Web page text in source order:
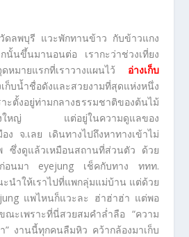
วัดลพบุรี แวะพักทานข้าว กับข้าวแกง
นั้นขึ้นมานอนต่อ เรากะว่าช่วงเที่ยง
ดหมายแรกที่เราวางแผนไว้ อ่างเก็บ
ก็บน้ำชื่อดังและสวยงามที่สุดแห่งหนึ่ง
ตั้งอยู่ท่ามกลางธรรมชาติของต้นไม้
สูงใหญ่ แต่อยู่ในความดูแลของ
ง จ.เลย เดินทางไปถึงหาทางเข้าไม่
ซึ่งดูแล้วเหมือนสถานที่ส่วนตัว ด้วย
อนมา eyejung เช็คกับทาง ททท.
ะนำให้เราไปที่แพกลุ่มแม่บ้าน แต่ด้วย
แพไหนก็แวะละ ฮ่าฮ่าฮ่า แต่พอ
ณะเพราะที่นี่สวยสมคำล่ำลือ “ความ
” งานนี้ทุกคนลืมหิว คว้ากล้องมาเก็บ